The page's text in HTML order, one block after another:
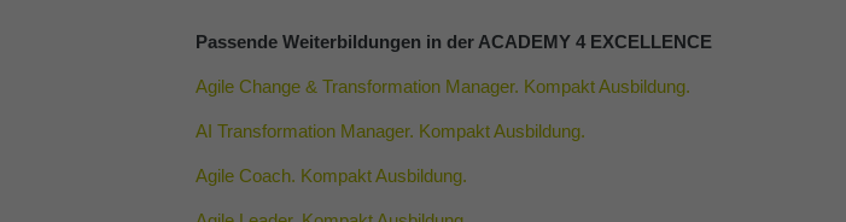
Passende Weiterbildungen in der ACADEMY 4 EXCELLENCE
Agile Change & Transformation Manager. Kompakt Ausbildung.
AI Transformation Manager. Kompakt Ausbildung.
Agile Coach. Kompakt Ausbildung.